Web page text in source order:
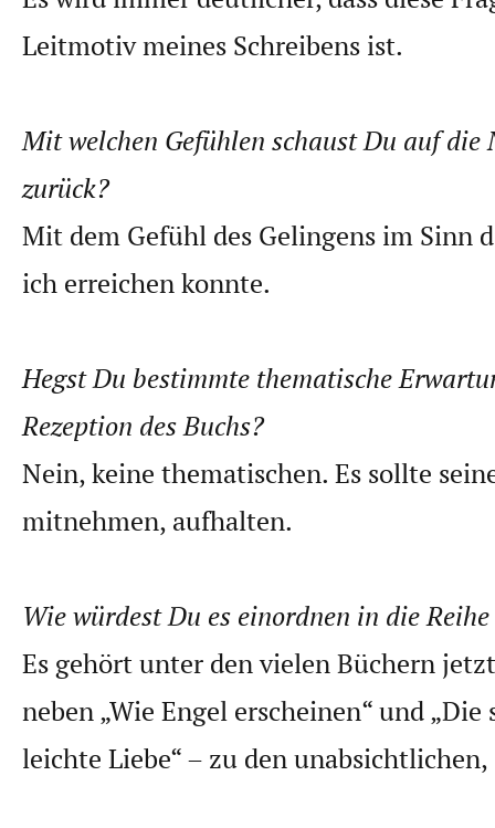
Leitmotiv meines Schreibens ist.
Mit welchen Gefühlen schaust Du auf die
zurück?
Mit dem Gefühl des Gelingens im Sinn
ich erreichen konnte.
Hegst Du bestimmte thematische
Rezeption des Buchs?
Nein, keine thematischen. Es sollte
mitnehmen, aufhalten.
Wie würdest Du es einordnen in die
Es gehört unter den vielen Büchern
neben „Wie Engel erscheinen“ und „Die
leichte Liebe“ – zu den